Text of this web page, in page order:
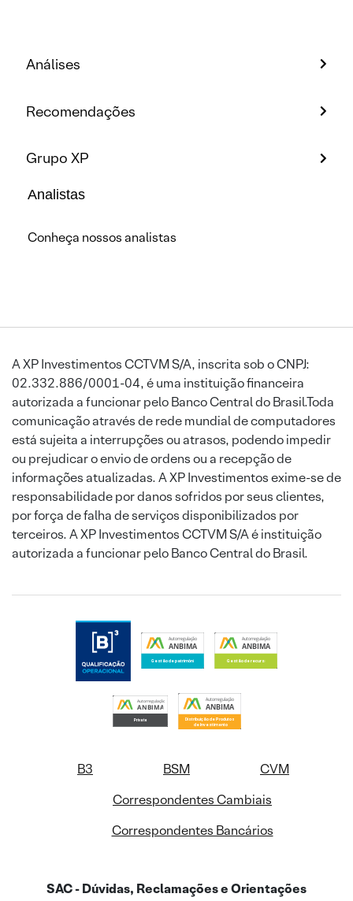
Análises
Recomendações
Grupo XP
Analistas
Conheça nossos analistas
A XP Investimentos CCTVM S/A, inscrita sob o CNPJ:
02.332.886/0001-04, é uma instituição financeira
autorizada a funcionar pelo Banco Central do Brasil.Toda
comunicação através de rede mundial de computadores
está sujeita a interrupções ou atrasos, podendo impedir
ou prejudicar o envio de ordens ou a recepção de
informações atualizadas. A XP Investimentos exime-se de
responsabilidade por danos sofridos por seus clientes,
por força de falha de serviços disponibilizados por
terceiros. A XP Investimentos CCTVM S/A é instituição
autorizada a funcionar pelo Banco Central do Brasil.
B3 BSM
CVM
Correspondentes Cambiais
Correspondentes Bancários
SAC - Dúvidas, Reclamações e Orientações